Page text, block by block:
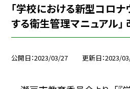
「学校における新型コロ
する衛生管理マニュアル」
公開日 2023/03/27 更新日 2023/